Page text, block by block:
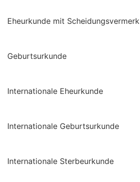
Eheurkunde mit Scheidungsvermerk
Geburtsurkunde
Internationale Eheurkunde
Internationale Geburtsurkunde
Internationale Sterbeurkunde